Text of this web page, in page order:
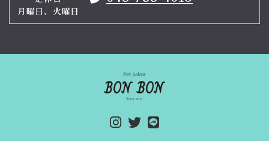
月曜日、火曜日